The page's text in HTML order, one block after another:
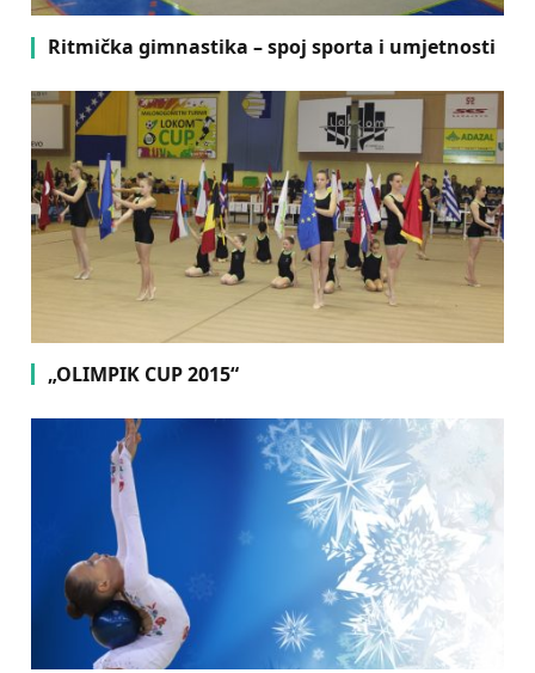
Ritmička gimnastika – spoj sporta i umjetnosti
„OLIMPIK CUP 2015“